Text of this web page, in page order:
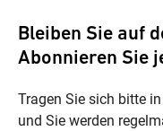
Bleiben Sie auf
Abonnieren Sie
Tragen Sie sich bitte
und Sie werden